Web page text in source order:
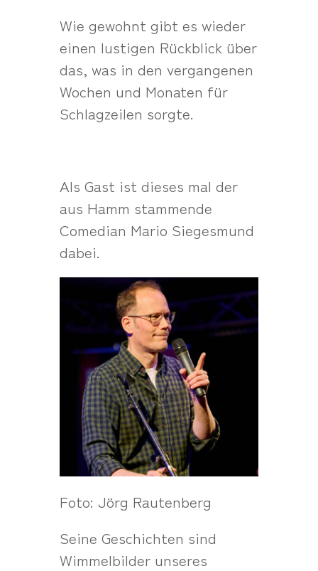
Wie gewohnt gibt es wieder
einen lustigen Rückblick über
das, was in den vergangenen
Wochen und Monaten für
Schlagzeilen sorgte.
Als Gast ist dieses mal der
aus Hamm stammende
Comedian Mario Siegesmund
dabei.
Foto: Jörg Rautenberg
Seine Geschichten sind
Wimmelbilder unseres